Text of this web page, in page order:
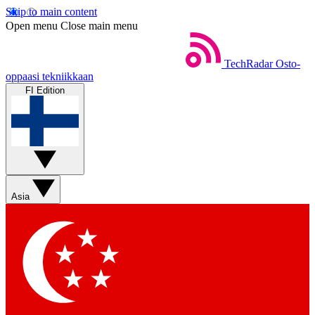
Skip to main content
Open menu Close main menu
TechRadar Osto-
oppaasi tekniikkaan
FI Edition
Asia